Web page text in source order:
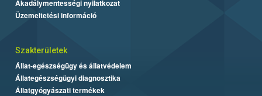
Akadálymentességi nyilatkozat
Üzemeltetési információ
Szakterületek
Állat-egészségügy és állatvédelem
Állategészségügyi diagnosztika
Állatgyógyászati termékek